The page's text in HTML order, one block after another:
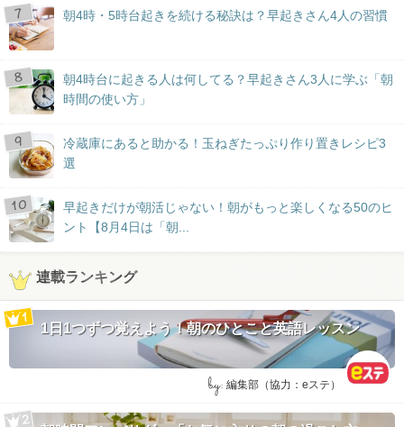
朝4時・5時台起きを続ける秘訣は？早起きさん4人の習慣
朝4時台に起きる人は何してる？早起きさん3人に学ぶ「朝
時間の使い方」
冷蔵庫にあると助かる！玉ねぎたっぷり作り置きレシピ3
選
早起きだけが朝活じゃない！朝がもっと楽しくなる50のヒ
ント【8月4日は「朝...
連載ランキング
1日1つずつ覚えよう！朝のひとこと英語レッスン
by: 編集部（協力：eステ）